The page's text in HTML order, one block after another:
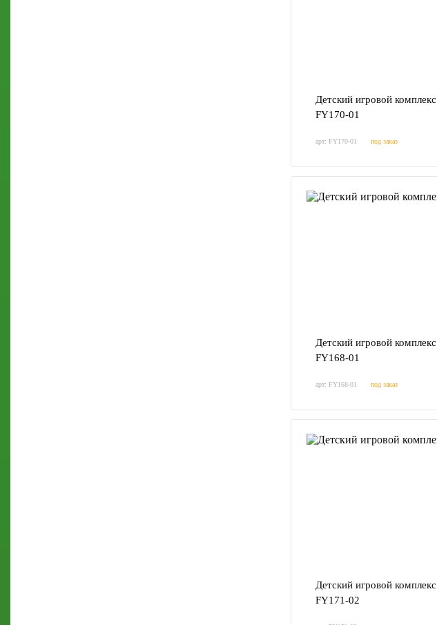
Детский игровой комплекс
FY170-01
арт: FY170-01 под заказ
Детский игровой комплекс
FY168-01
арт: FY168-01 под заказ
Детский игровой комплекс
FY171-02